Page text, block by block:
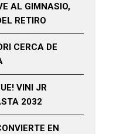
AL GIMNASIO,
RETIRO
CERCA DE
VINI JR
2032
EN